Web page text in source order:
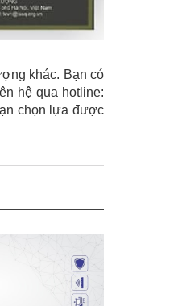
khác. Bạn có
hệ qua hotline:
chọn lựa được